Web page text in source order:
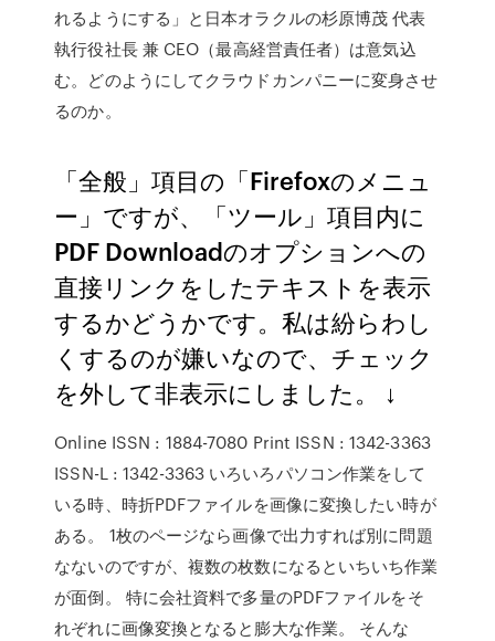
れるようにする」と日本オラクルの杉原博茂 代表
執行役社長 兼 CEO（最高経営責任者）は意気込
む。どのようにしてクラウドカンパニーに変身させ
るのか。
「全般」項目の「Firefoxのメニュ
ー」ですが、「ツール」項目内に
PDF Downloadのオプションへの
直接リンクをしたテキストを表示
するかどうかです。私は紛らわし
くするのが嫌いなので、チェック
を外して非表示にしました。 ↓
Online ISSN : 1884-7080 Print ISSN : 1342-3363
ISSN-L : 1342-3363 いろいろパソコン作業をして
いる時、時折PDFファイルを画像に変換したい時が
ある。 1枚のページなら画像で出力すれば別に問題
なないのですが、複数の枚数になるといちいち作業
が面倒。 特に会社資料で多量のPDFファイルをそ
れぞれに画像変換となると膨大な作業。 そんな